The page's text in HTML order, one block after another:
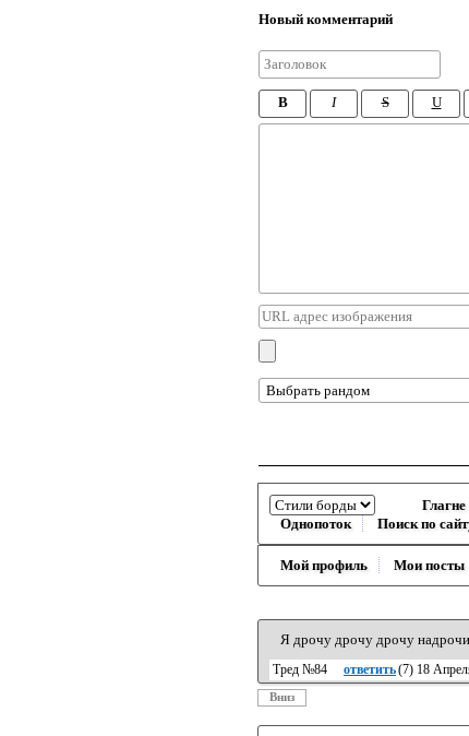
Новый комментарий
B I S U
Глагне
Однопоток
Поиск по
Мой профиль Мои посты
Я дрочу дрочу дрочу
Тред №84 ответить(7) 18
Вниз